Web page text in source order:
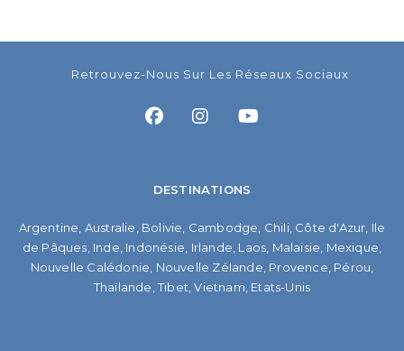
Retrouvez-Nous Sur Les Réseaux Sociaux
DESTINATIONS
Argentine, Australie, Bolivie, Cambodge, Chili, Côte d'Azur, Ile
de Pâques, Inde, Indonésie, Irlande, Laos, Malaisie, Mexique,
Nouvelle Calédonie, Nouvelle Zélande, Provence, Pérou,
Thaïlande,Tibet,Vietnam, Etats-Unis